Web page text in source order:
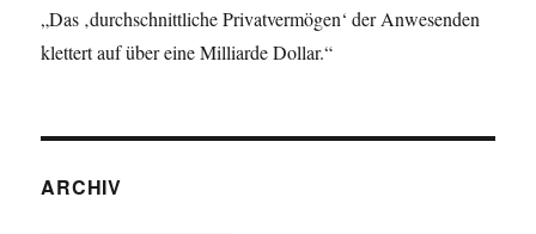
„Das ‚durchschnittliche Privatvermögen‘ der Anwesenden
klettert auf über eine Milliarde Dollar.“
ARCHIV